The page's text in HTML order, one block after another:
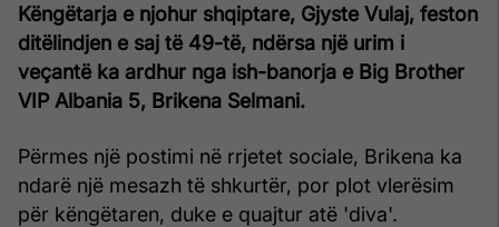
Këngëtarja e njohur shqiptare, Gjyste Vulaj, feston
ditëlindjen e saj të 49-të, ndërsa një urim i
veçantë ka ardhur nga ish-banorja e Big Brother
VIP Albania 5, Brikena Selmani.
Përmes një postimi në rrjetet sociale, Brikena ka
ndarë një mesazh të shkurtër, por plot vlerësim
për këngëtaren, duke e quajtur atë 'diva'.